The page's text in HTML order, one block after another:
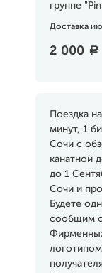
группе
Доставка
2 000 a
Поездка
минут, 1
Сочи с
канатной
до 1
Сочи и
Будете
сообщим о
логотипом